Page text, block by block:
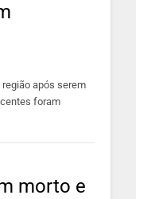
após serem
foram
morto e